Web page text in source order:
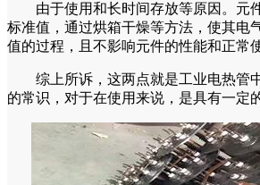
由于使用和长时间存放等原因。元
标准值，通过烘箱干燥等方法，使其电
值的过程，且不影响元件的性能和正常
综上所诉，这两点就是工业电热管
的常识，对于在使用来说，是具有一定